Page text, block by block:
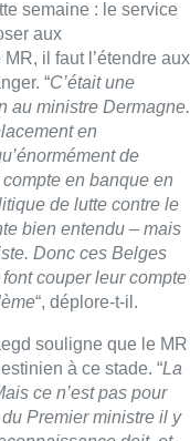
“, déplore-t-il.
souligne que le MR
à ce stade. “
ce n’est pas pour
Premier ministre il y
doit, et
processus qui
d’avenir
une sécurité tant pour
Aujourd’hui, il
pas le moment de
actuelle. Je pense
remaniée. Et que le
étant terroriste
ne soit pas